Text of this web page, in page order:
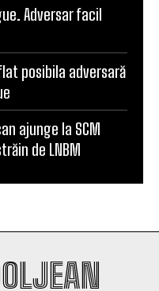
KuPS: „Terenul
noi”
Adversar facil
posibila adversară
ajunge la SCM